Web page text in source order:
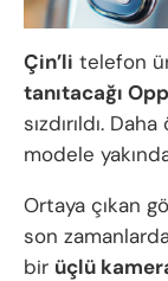
Çin’li telefon
tanıtacağı
sızdırıldı.
modele
Ortaya çıkan
son
bir üçlü